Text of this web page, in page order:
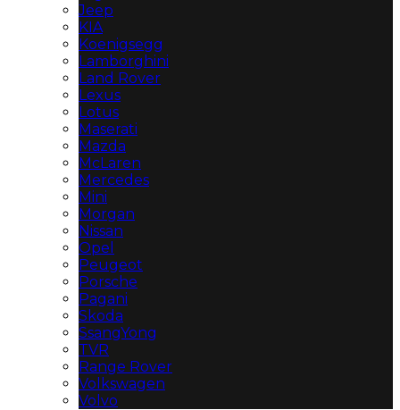
Jeep
KIA
Koenigsegg
Lamborghini
Land Rover
Lexus
Lotus
Maserati
Mazda
McLaren
Mercedes
Mini
Morgan
Nissan
Opel
Peugeot
Porsche
Pagani
Skoda
SsangYong
TVR
Range Rover
Volkswagen
Volvo